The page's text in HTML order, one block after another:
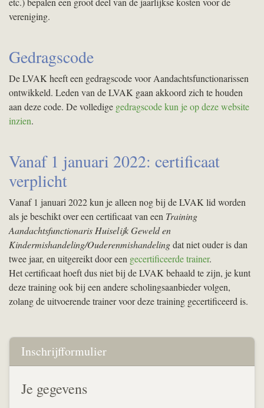
vereniging.
Gedragscode
DeLVAK heeft een gedragscode voor Aandachtsfunctionarissen
ontwikkeld. Leden van deLVAK gaan akkoord zich te houden
aan deze code. De volledige gedragscode kun je op deze website
inzien.
Vanaf 1 januari 2022: certificaat
verplicht
Vanaf 1 januari 2022 kun je alleen nog bij deLVAK lid worden
als je beschikt over een certificaat van een Training
Aandachtsfunctionaris Huiselijk Geweld en
Kindermishandeling/Ouderenmishandelingdat niet ouder is dan
twee jaar, en uitgereikt door een gecertificeerde trainer.
Het certificaat hoeft dus niet bij deLVAK behaald te zijn, je kunt
deze training ook bij een andere scholingsaanbieder volgen,
zolang de uitvoerende trainer voor deze training gecertificeerd is.
Inschrijfformulier
Je gegevens